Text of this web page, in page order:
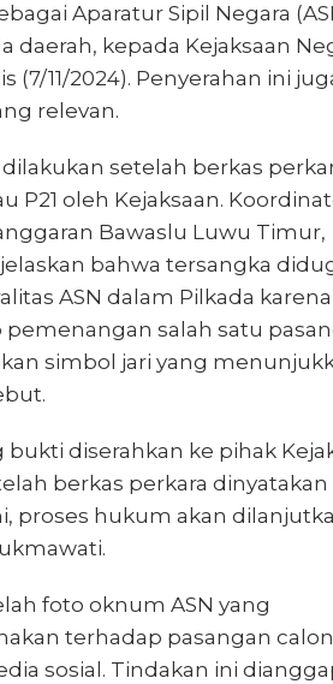
Aparatur Sipil Negara
daerah, kepada Kejaksaan
(7/11/2024). Penyerahan ini
relevan.
setelah berkas
P21 oleh Kejaksaan.
Bawaslu Luwu Timur,
bahwa tersangka
ASN dalam Pilkada karena
salah satu
simbol jari yang
bukti diserahkan ke pihak
berkas perkara dinyatakan
proses hukum akan
foto oknum ASN yang
terhadap pasangan calon
sosial. Tindakan ini